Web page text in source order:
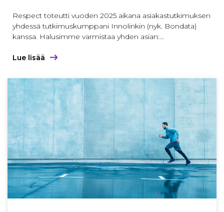
Respect toteutti vuoden 2025 aikana asiakastutkimuksen
yhdessä tutkimuskumppani Innolinkin (nyk. Bondata)
kanssa. Halusimme varmistaa yhden asian:…
Lue lisää